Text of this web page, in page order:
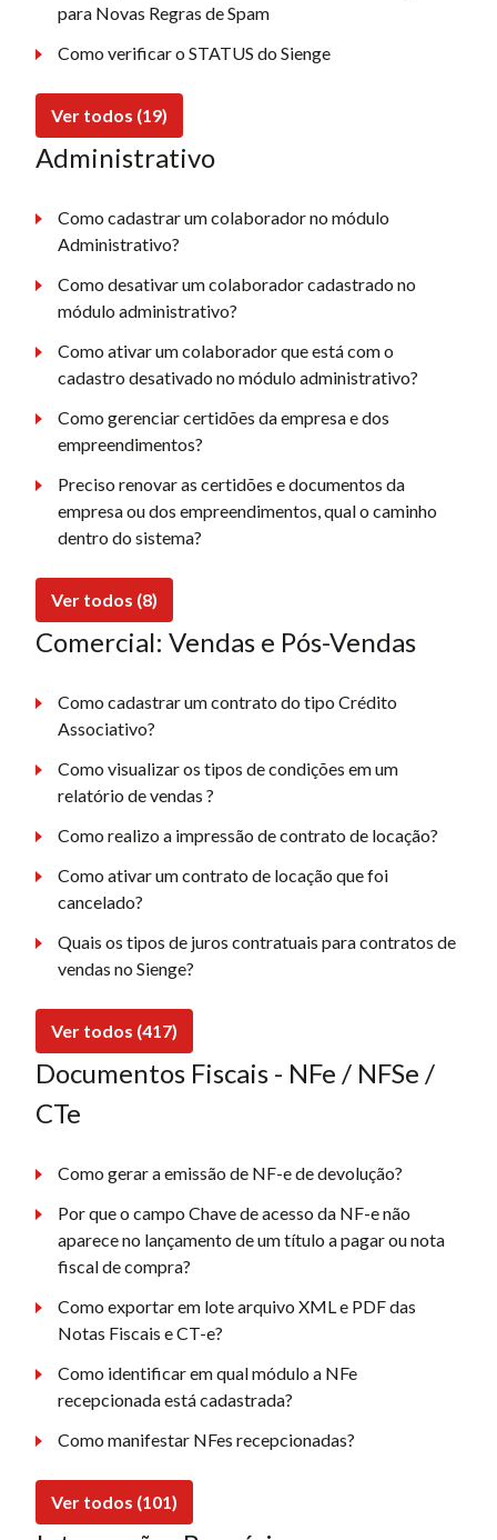
para Novas Regras de Spam
Como verificar o STATUS do Sienge
Ver todos (19)
Administrativo
Como cadastrar um colaborador no módulo
Administrativo?
Como desativar um colaborador cadastrado no
módulo administrativo?
Como ativar um colaborador que está com o
cadastro desativado no módulo administrativo?
Como gerenciar certidões da empresa e dos
empreendimentos?
Preciso renovar as certidões e documentos da
empresa ou dos empreendimentos, qual o caminho
dentro do sistema?
Ver todos (8)
Comercial: Vendas e Pós-Vendas
Como cadastrar um contrato do tipo Crédito
Associativo?
Como visualizar os tipos de condições em um
relatório de vendas ?
Como realizo a impressão de contrato de locação?
Como ativar um contrato de locação que foi
cancelado?
Quais os tipos de juros contratuais para contratos de
vendas no Sienge?
Ver todos (417)
Documentos Fiscais - NFe / NFSe /
CTe
Como gerar a emissão de NF-e de devolução?
Por que o campo Chave de acesso da NF-e não
aparece no lançamento de um título a pagar ou nota
fiscal de compra?
Como exportar em lote arquivo XML e PDF das
Notas Fiscais e CT-e?
Como identificar em qual módulo a NFe
recepcionada está cadastrada?
Como manifestar NFes recepcionadas?
Ver todos (101)